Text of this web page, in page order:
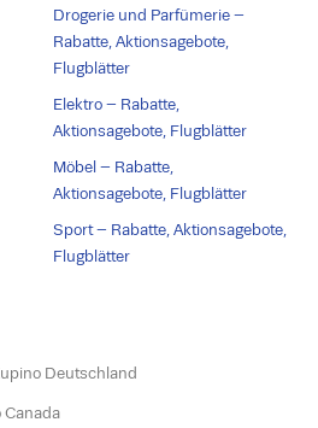
Drogerie und Parfümerie –
Rabatte, Aktionsagebote,
Flugblätter
Elektro – Rabatte,
Aktionsagebote, Flugblätter
Möbel – Rabatte,
Aktionsagebote, Flugblätter
Sport – Rabatte, Aktionsagebote,
Flugblätter
Deutschland
Canada